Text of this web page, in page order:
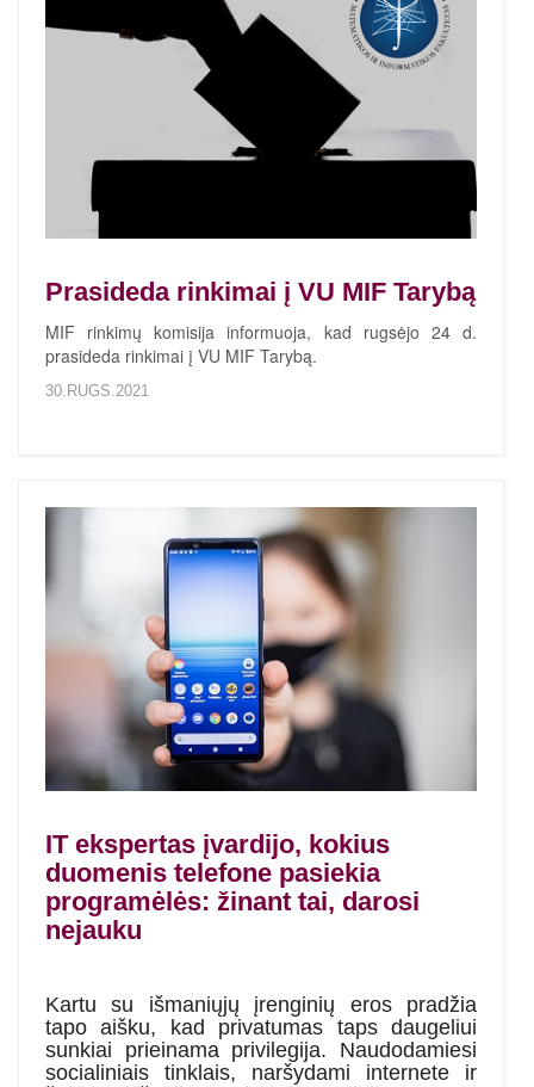
Prasideda rinkimai į VU MIF Tarybą
MIF rinkimų komisija informuoja, kad rugsėjo 24 d.
prasideda rinkimai į VU MIF Tarybą.
30.RUGS.2021
IT ekspertas įvardijo, kokius
duomenis telefone pasiekia
programėlės: žinant tai, darosi
nejauku
Kartu su išmaniųjų įrenginių eros pradžia
tapo aišku, kad privatumas taps daugeliui
sunkiai prieinama privilegija. Naudodamiesi
socialiniais tinklais, naršydami internete ir